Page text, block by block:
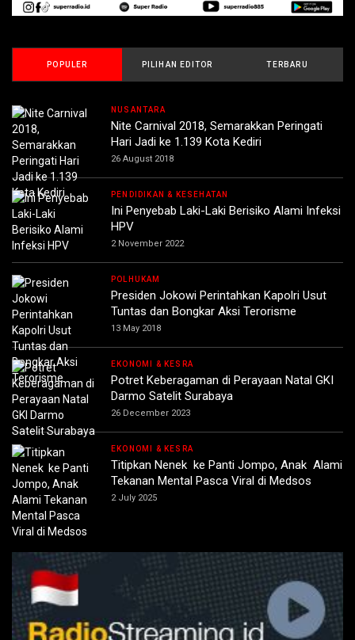
POPULER PILIHAN EDITOR TERBARU
NUSANTARA
Nite Carnival 2018, Semarakkan Peringati
Hari Jadi ke 1.139 Kota Kediri
26 August 2018
PENDIDIKAN & KESEHATAN
Ini Penyebab Laki-Laki Berisiko Alami Infeksi
HPV
2 November 2022
POLHUKAM
Presiden Jokowi Perintahkan Kapolri Usut
Tuntas dan Bongkar Aksi Terorisme
13 May 2018
EKONOMI & KESRA
Potret Keberagaman di Perayaan Natal GKI
Darmo Satelit Surabaya
26 December 2023
EKONOMI & KESRA
Titipkan Nenek ke Panti Jompo, Anak Alami
Tekanan Mental Pasca Viral di Medsos
2 July 2025